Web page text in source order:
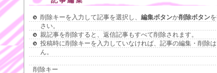
削除キーを入力して記事を選択し、 編集ボタンか削除ボタン
さい。
親記事を削除すると、返信記事もすべて削除されます。
投稿時に削除キーを入力していなければ、記事の編集・削除
ん。
削除キー